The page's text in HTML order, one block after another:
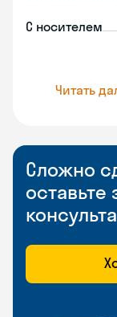
С носителем
Читать
Сложно
оставьте